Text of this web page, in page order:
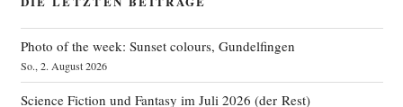
Photo of the week: Sunset colours, Gundelfingen
So., 2. August 2026
Science Fiction und Fantasy im Juli 2026 (der Rest)